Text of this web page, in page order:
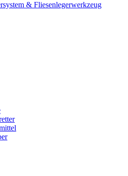
& Fliesenlegerwerkzeug